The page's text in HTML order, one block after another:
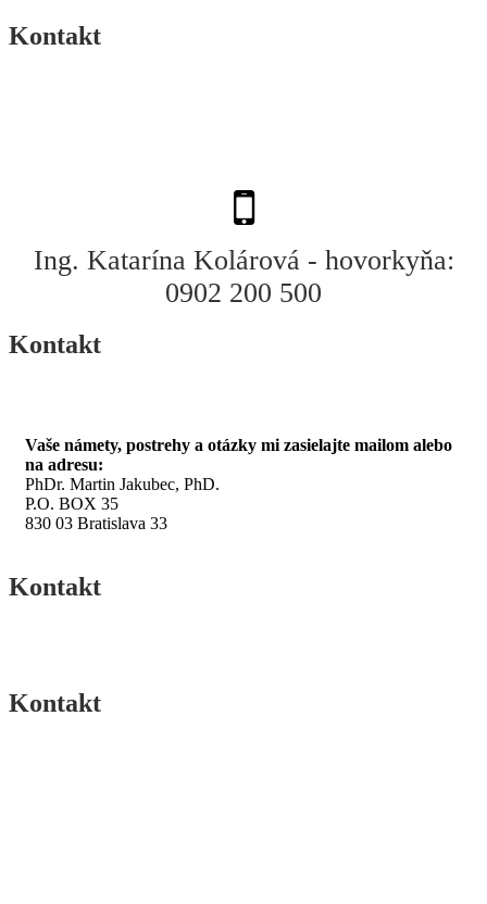
Kontakt
Ing. Katarína Kolárová - hovorkyňa:
0902 200 500
Kontakt
Vaše námety, postrehy a otázky mi zasielajte mailom alebo
na adresu:
PhDr. Martin Jakubec, PhD.
P.O. BOX 35
830 03 Bratislava 33
Kontakt
Kontakt